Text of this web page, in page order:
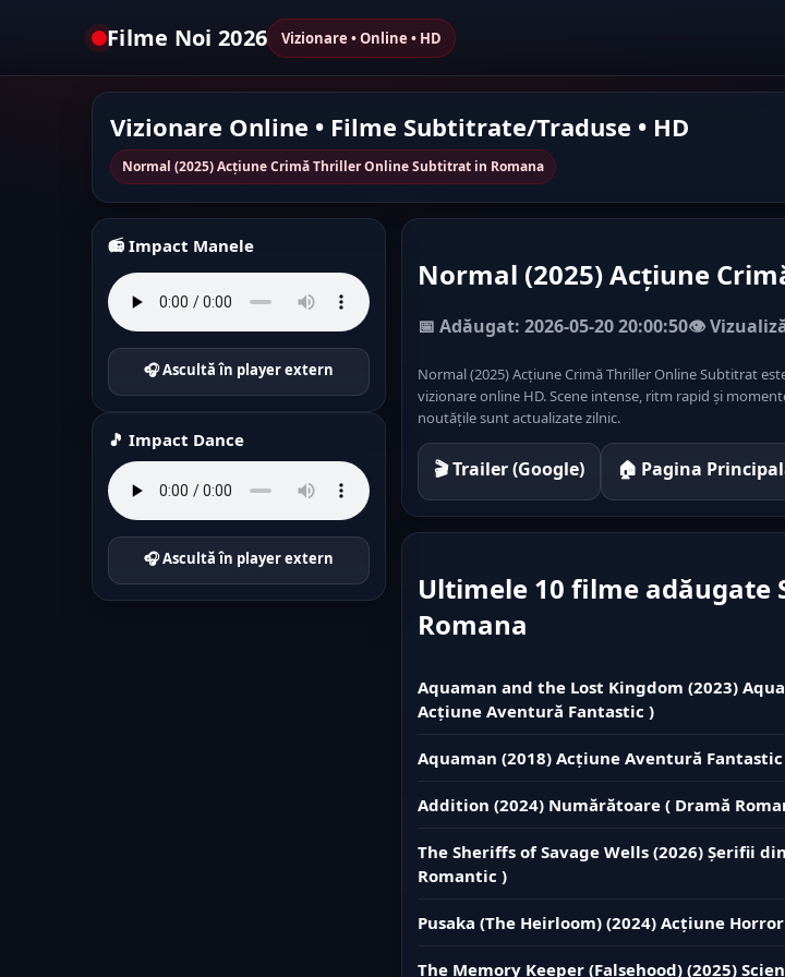
Filme Noi 2026 Vizionare • Online • HD
Vizionare Online • Filme Subtitrate/Traduse • HD
Normal (2025) Acțiune Crimă Thriller Online Subtitrat in Romana
📻 Impact Manele
🎧 Ascultă în player extern
🎵 Impact Dance
🎧 Ascultă în player extern
Normal (2025) Acțiune
📅 Adăugat: 2026-05-20 20:00:50👁️
Normal (2025) Acțiune Crimă Thriller Online Subtitrat
vizionare online HD. Scene intense, ritm rapid și
noutățile sunt actualizate zilnic.
🎬 Trailer (Google) 🏠 Pagina
Ultimele 10 filme adăugate
Romana
Aquaman and the Lost Kingdom (2023)
Acțiune Aventură Fantastic )
Aquaman (2018) Acțiune Aventură Fantastic
Addition (2024) Numărătoare ( Dramă
The Sheriffs of Savage Wells (2026) Șerifii
Romantic )
Pusaka (The Heirloom) (2024) Acțiune
The Memory Keeper (Falsehood) (2025)